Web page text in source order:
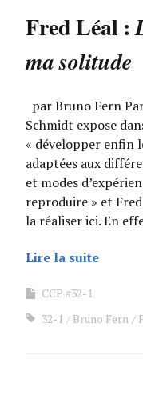
Fred Léal :
ma solitude
par Bruno Fern
Schmidt expose
« développer enfin
adaptées aux
et modes
reproduire » et
la réaliser ici. En
Lire la suite
CCP #32-1
32-1
Bruno Fern